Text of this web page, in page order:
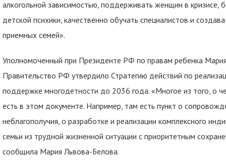
алкогольной зависимостью, поддерживать женщин в кризисе,
детской психики, качественно обучать специалистов и
приемных семей».
Уполномоченный при Президенте РФ по правам ребенка
Правительство РФ утвердило Стратегию действий по
поддержке многодетности до 2036 года. «Многое из того, о
есть в этом документе. Например, там есть пункт о
неблагополучия, о разработке и реализации комплексного
семьи из трудной жизненной ситуации с приоритетным
сообщила Мария Львова-Белова.